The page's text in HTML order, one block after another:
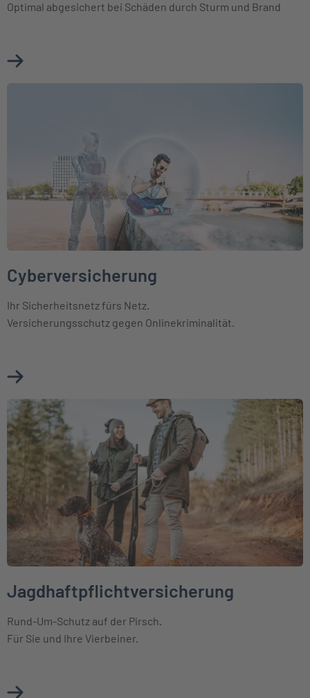
Optimal abgesichert bei Schäden durch Sturm und Brand
Mehr über Photovoltaik erfahren
Cyberversicherung
Ihr Sicherheitsnetz fürs Netz.
Versicherungsschutz gegen Onlinekriminalität.
Mehr über Cyberversicherung erfahren
Weiter zu Jagdhaftpflichtversicherung
Jagdhaftpflichtversicherung
Rund-Um-Schutz auf der Pirsch.
Für Sie und Ihre Vierbeiner.
Mehr über Jagdhaftpflichtversicherung erfahren